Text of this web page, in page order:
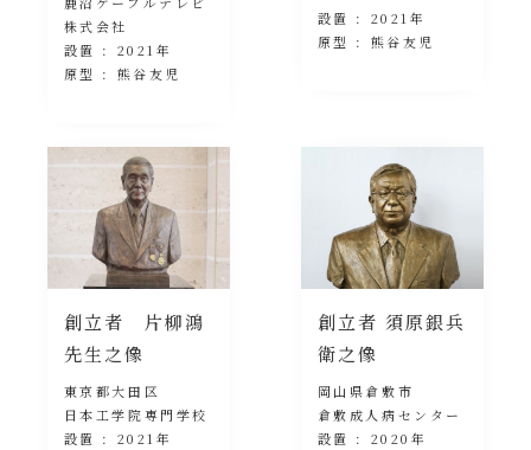
株式会社
設置 : 2021年
原型 : 熊谷友児
設置 : 2021年
原型 : 熊谷友児
創立者 片柳鴻
先生之像
東京都大田区
日本工学院専門学校
設置 : 2021年
創立者 須原銀兵
衛之像
岡山県倉敷市
倉敷成人病センター
設置 : 2020年